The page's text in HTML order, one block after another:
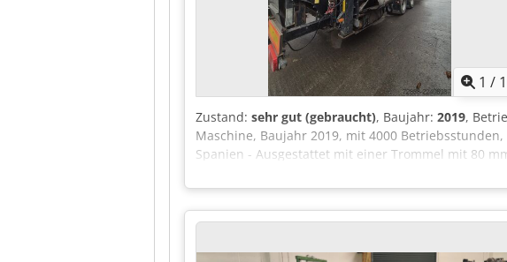
1 /
Zustand: sehr gut (gebraucht), Baujahr: 2019,
Maschine, Baujahr 2019, mit 4000
Spanien - Ausgestattet mit einer Trommel mit 80